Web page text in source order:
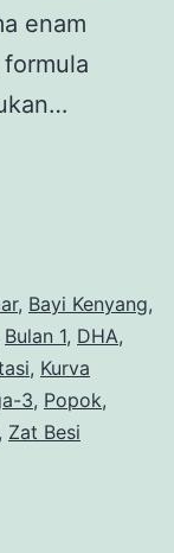
enam
, Bayi Kenyang,
Bulan 1, DHA,
, Kurva
3, Popok,
, Zat Besi